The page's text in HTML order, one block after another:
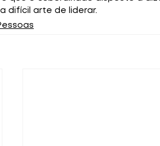
difícil arte de liderar.